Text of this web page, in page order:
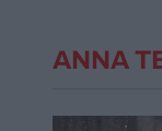
ANNA